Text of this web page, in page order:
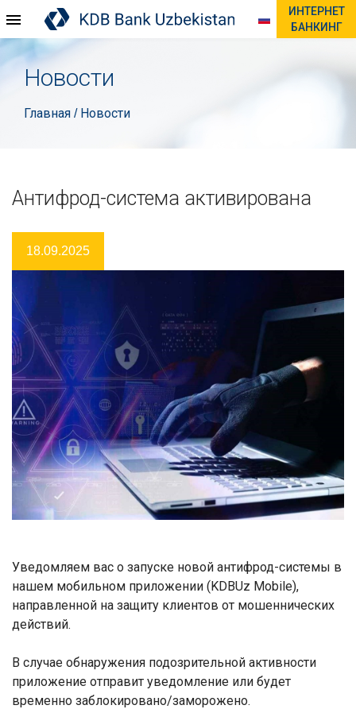
ИНТЕРНЕТ
БАНКИНГ
Новости
Главная / Новости
Антифрод-система активирована
18.09.2025
Уведомляем вас о запуске новой антифрод-системы в
нашем мобильном приложении (KDBUz Mobile),
направленной на защиту клиентов от мошеннических
действий.
В случае обнаружения подозрительной активности
приложение отправит уведомление или будет
временно заблокировано/заморожено.